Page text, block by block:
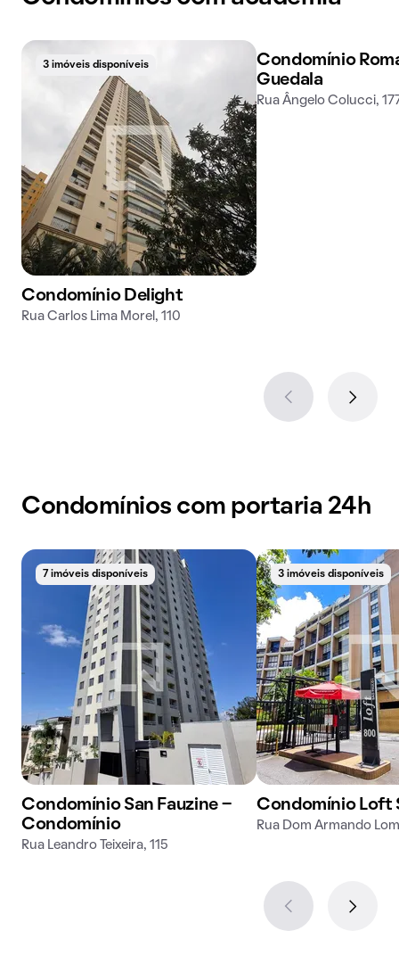
3 imóveis disponíveis
Condomínio Delight
Rua Carlos Lima Morel, 110
3 imóveis disponíveis
Condomínio
Guedala
Rua Ângelo Colucci,
Condomínios com portaria 24h
7 imóveis disponíveis
Condomínio San Fauzine -
Condomínio
Rua Leandro Teixeira, 115
3 imóveis disponíveis
Condomínio Loft
Rua Dom Armando